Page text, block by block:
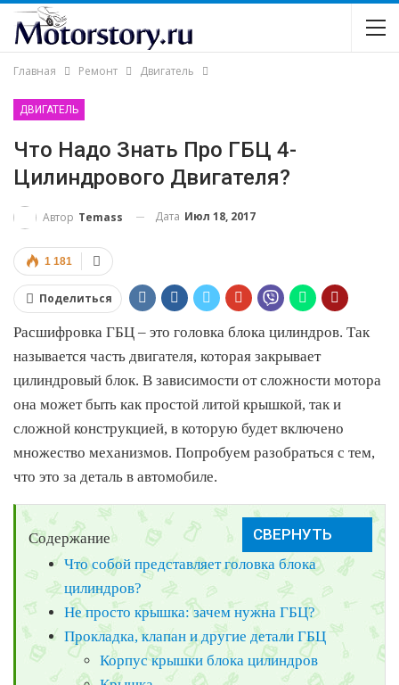
Главная Ремонт Двигатель
ДВИГАТЕЛЬ
Что Надо Знать Про ГБЦ 4-
Цилиндрового Двигателя?
Автор Temass Дата Июл 18, 2017
1 181
Поделиться
Расшифровка ГБЦ – это головка блока цилиндров. Так
называется часть двигателя, которая закрывает
цилиндровый блок. В зависимости от сложности мотора
она может быть как простой литой крышкой, так и
сложной конструкцией, в которую будет включено
множество механизмов. Попробуем разобраться с тем,
что это за деталь в автомобиле.
Содержание
Что собой представляет головка блока
цилиндров?
Не просто крышка: зачем нужна ГБЦ?
Прокладка, клапан и другие детали ГБЦ
Корпус крышки блока цилиндров